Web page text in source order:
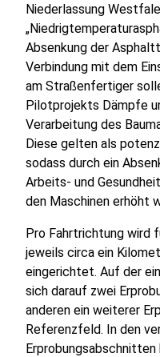
Niederlassung
Absenkung der
Verbindung mit dem
am Straßenfertiger
Pilotprojekts Dämpfe
Verarbeitung des
Diese gelten als
sodass durch ein
Arbeits- und
den Maschinen erhöht
Pro Fahrtrichtung wird
jeweils circa ein
eingerichtet. Auf der
sich darauf zwei
anderen ein weiterer
Referenzfeld. In den